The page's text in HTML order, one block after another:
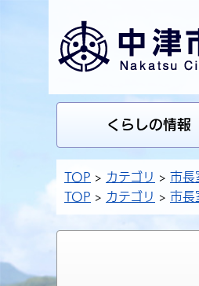
くらしの情報
TOP カテゴリ 市長
TOP
カテゴリ 市長